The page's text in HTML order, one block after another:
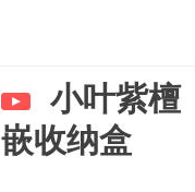
小叶紫檀
嵌收纳盒